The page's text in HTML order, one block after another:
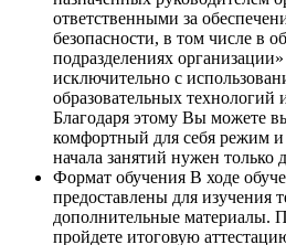
ответственными за
безопасности, в том числе в
подразделениях
исключительно с
образовательных технологий
Благодаря этому Вы можете
комфортный для себя режим
начала занятий нужен только
Формат обучения В ходе
предоставлены для изучения
дополнительные материалы.
пройдете итоговую